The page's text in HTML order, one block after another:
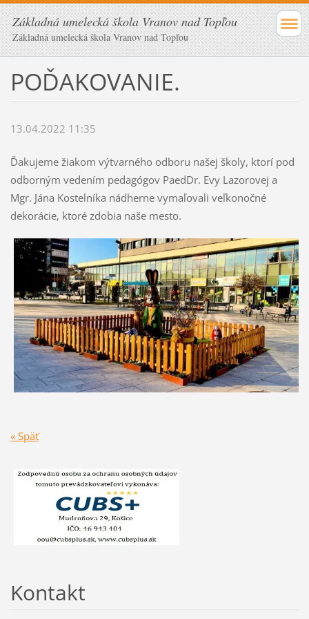
Základná umelecká škola Vranov nad Topľou
Základná umelecká škola Vranov nad Topľou
POĎAKOVANIE.
13.04.2022 11:35
Ďakujeme žiakom výtvarného odboru našej školy, ktorí pod
odborným vedením pedagógov PaedDr. Evy Lazorovej a
Mgr. Jána Kostelníka nádherne vymaľovali veľkonočné
dekorácie, ktoré zdobia naše mesto.
« Späť
Kontakt